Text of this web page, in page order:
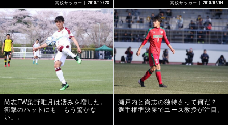
高校サッカー 2019/12/28 高校サッカー 2019/07/04
尚志FW染野唯月は凄みを増した。
衝撃のハットにも「もう驚かな
い」。
瀬戸内と尚志の独特さって何だ？
選手権準決勝でユース教授が注目。